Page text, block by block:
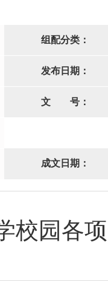
组配分类：
发布日期：
文 号：
成文日期：
校园各